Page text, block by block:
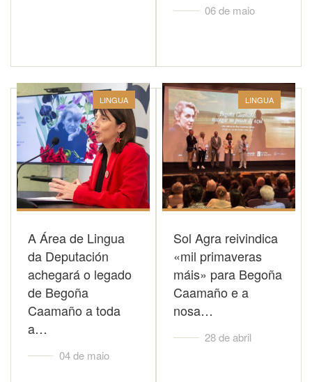
06 de maio
LINGUA
A Área de Lingua
da Deputación
achegará o legado
de Begoña
Caamaño a toda
a…
04 de maio
LINGUA
Sol Agra reivindica
«mil primaveras
máis» para Begoña
Caamaño e a
nosa…
28 de abril